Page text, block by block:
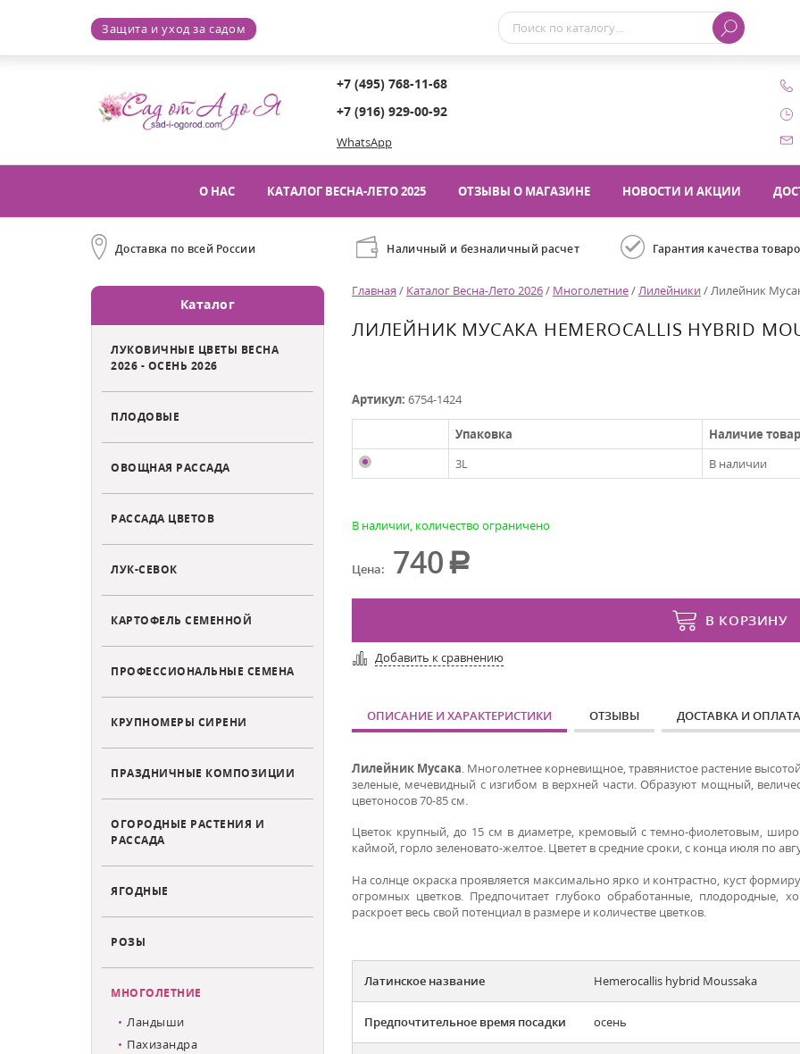
Защита и уход за садом
+7 (495) 768-11-68
+7 (916) 929-00-92
WhatsApp
О НАС КАТАЛОГ ВЕСНА-ЛЕТО 2025 ОТЗЫВЫ О МАГАЗИНЕ НОВОСТИ И АКЦИИ
Доставка по всей России Наличный и безналичный расчет Гарантия качества
Каталог
ЛУКОВИЧНЫЕ ЦВЕТЫ ВЕСНА
2026 - ОСЕНЬ 2026
ПЛОДОВЫЕ
ОВОЩНАЯ РАССАДА
РАССАДА ЦВЕТОВ
ЛУК-СЕВОК
КАРТОФЕЛЬ СЕМЕННОЙ
ПРОФЕССИОНАЛЬНЫЕ СЕМЕНА
КРУПНОМЕРЫ СИРЕНИ
ПРАЗДНИЧНЫЕ КОМПОЗИЦИИ
ОГОРОДНЫЕ РАСТЕНИЯ И
РАССАДА
ЯГОДНЫЕ
РОЗЫ
МНОГОЛЕТНИЕ
Ландыши
Пахизандра
Главная / Каталог Весна-Лето 2026/ Многолетние/Лилейники/Лилейник
ЛИЛЕЙНИК МУСАКА HEMEROCALLIS HYBRID
Артикул: 6754-1424
Упаковка
Наличие
3L
В наличии
В наличии, количество ограничено
Цена: 740
В КОРЗИНУ
Добавить к сравнению
ОПИСАНИЕ И ХАРАКТЕРИСТИКИ ОТЗЫВЫ ДОСТАВКА И ОПЛАТА
Лилейник Мусака. Многолетнее корневищное, травянистое растение
зеленые, мечевидный с изгибом в верхней части. Образуют мощный,
цветоносов 70-85 см.
Цветок крупный, до 15 см в диаметре, кремовый с темно-фиолетовым,
каймой, горло зеленовато-желтое. Цветет в средние сроки, с конца июля по
На солнце окраска проявляется максимально ярко и контрастно, куст
огромных цветков. Предпочитает глубоко обработанные,
раскроет весь свой потенциал в размере и количестве цветков.
Латинское название Hemerocallis hybrid Moussaka
Предпочтительное время посадки осень